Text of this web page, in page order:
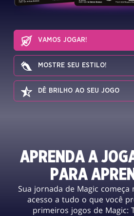
VAMOS JOGAR!
MOSTRE SEU ESTILO!
DÊ BRILHO AO SEU JOGO
APRENDA A
PARA
Sua jornada de Magic começa
acesso a tudo o que você
primeiros jogos de Magic: